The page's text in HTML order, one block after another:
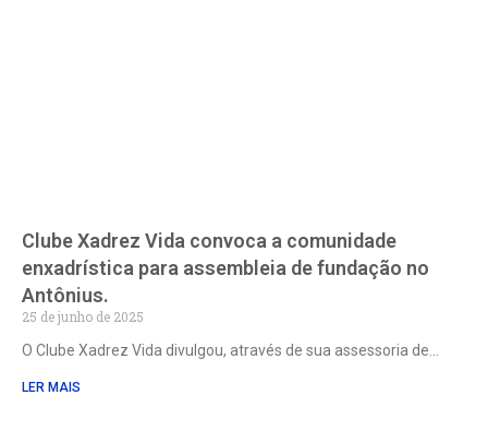
Clube Xadrez Vida convoca a comunidade
enxadrística para assembleia de fundação no
Antônius.
25 de junho de 2025
O Clube Xadrez Vida divulgou, através de sua assessoria de
LER MAIS